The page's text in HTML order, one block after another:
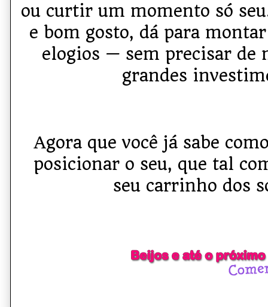
ou curtir um momento só
e bom gosto, dá para
elogios — sem precisar de
grandes
Agora que você já sabe
posicionar o seu, que tal
seu carrinho dos